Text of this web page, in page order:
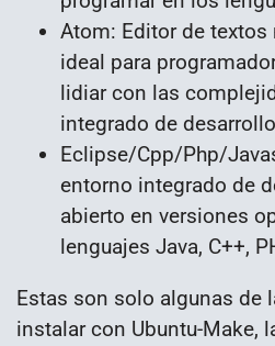
Atom: Editor de
ideal para
lidiar con las
integrado de desarrollo
Eclipse/Cpp/Php/
entorno integrado de
abierto en versiones
lenguajes Java, C++,
Estas son solo algunas de
instalar con Ubuntu-Make,